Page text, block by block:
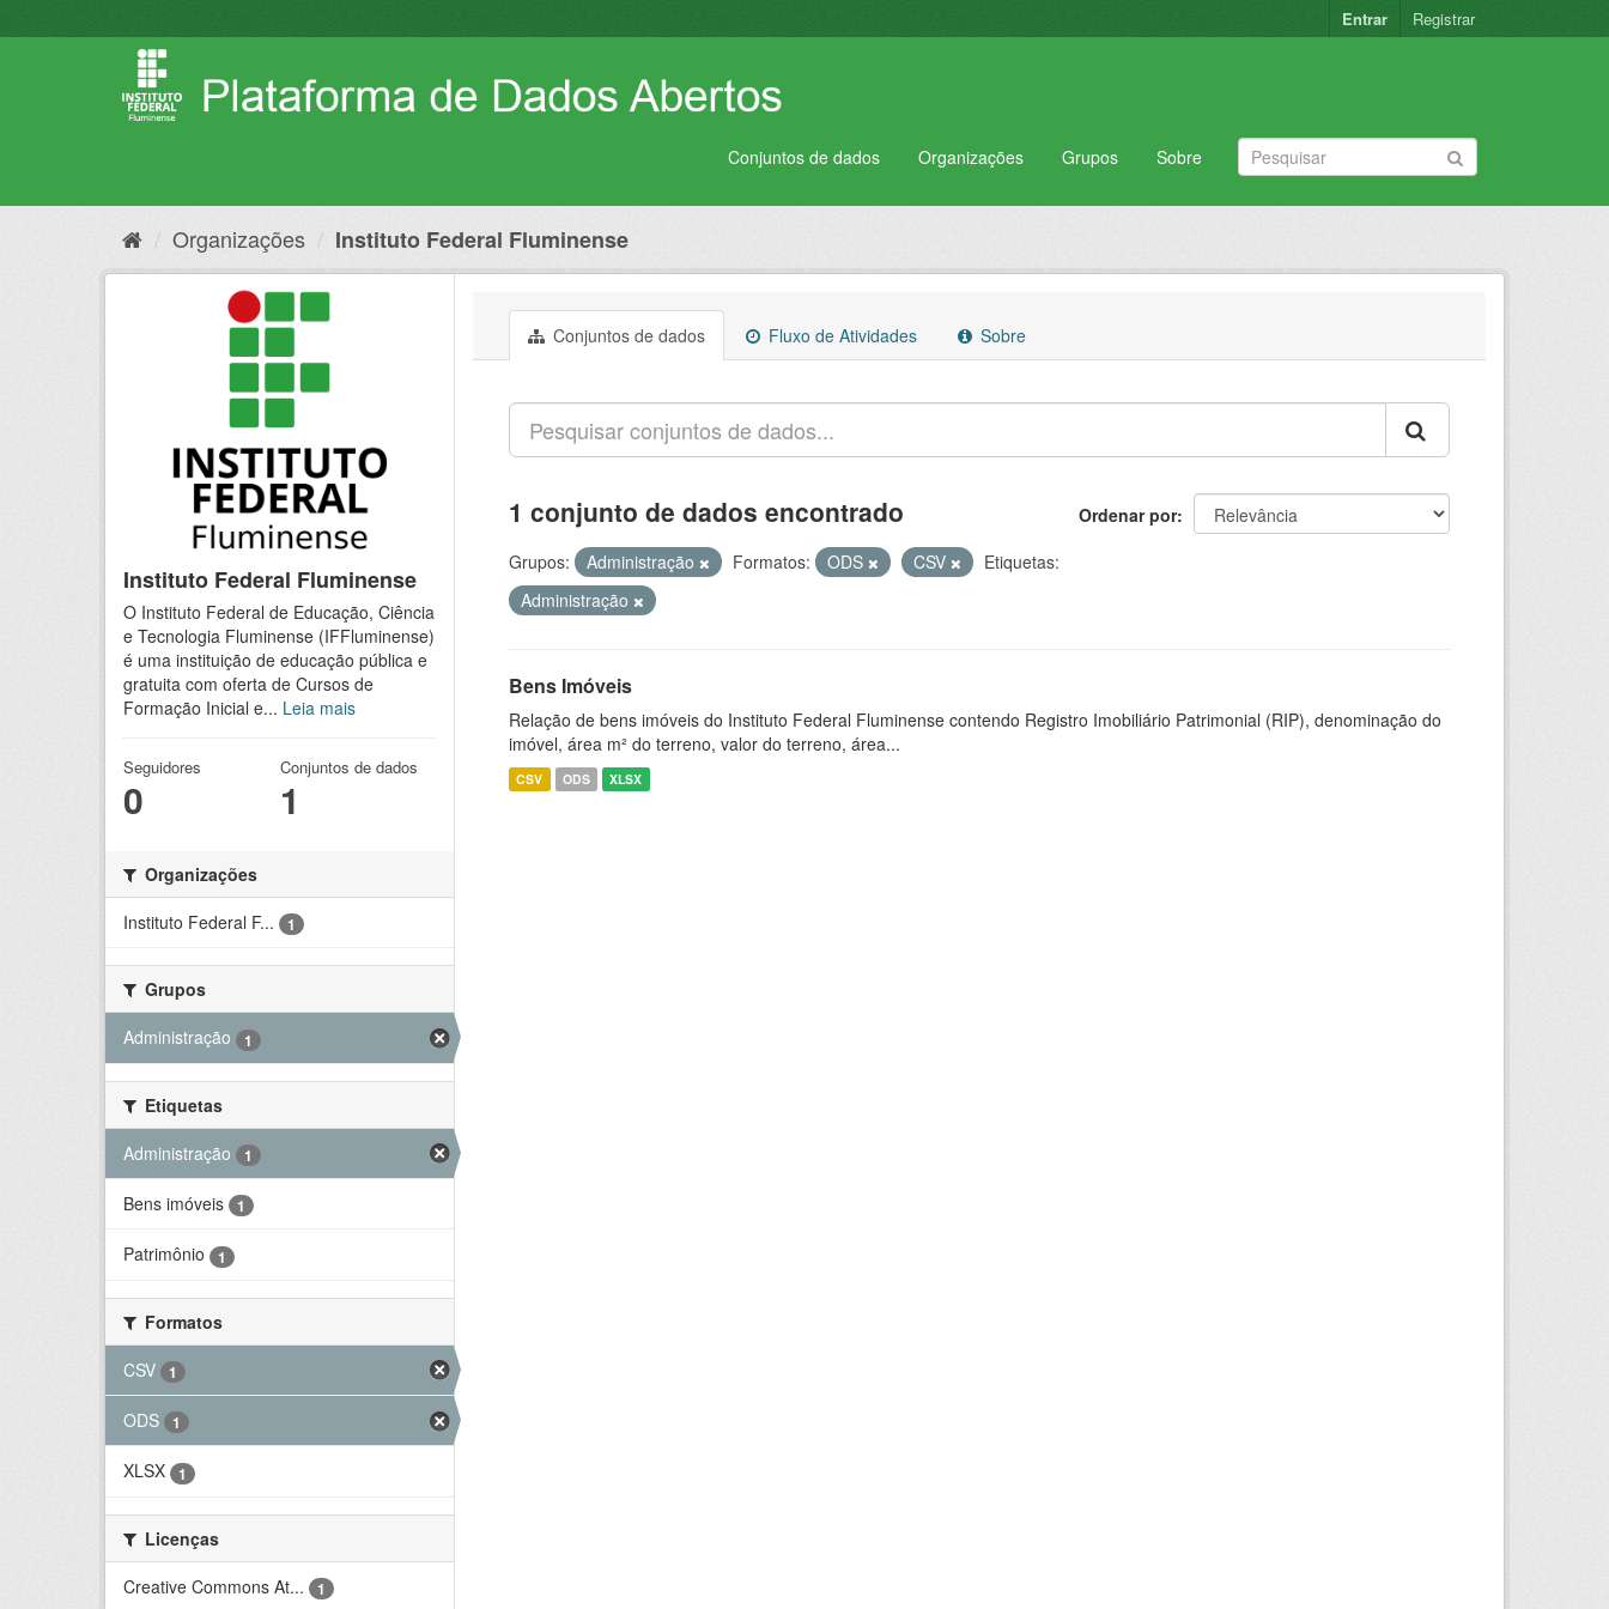
para
Entrar Registrar
Conjuntos de dados Organizações Grupos Sobre
Organizações Instituto Federal Fluminense
Instituto Federal Fluminense
O Instituto Federal de Educação, Ciência
e Tecnologia Fluminense (IFFluminense)
é uma instituição de educação pública e
gratuita com oferta de Cursos de
Formação Inicial e... Leia mais
Seguidores
0
Conjuntos de dados
1
Organizações
Instituto Federal F...
1
Grupos
Administração
1
Etiquetas
Administração
1
Bens imóveis 1
Patrimônio 1
Formatos
CSV
1
ODS 1
XLSX 1
Licenças
Creative Commons At...
1
Conjuntos de dados Fluxo de Atividades Sobre
Ordenar por
1 conjunto de dados encontrado
Grupos: Administração Formatos: ODS CSV
Etiquetas:
Administração
Bens Imóveis
Relação de bens imóveis do Instituto Federal Fluminense contendo Registro Imobiliário Patrimonial (RIP), denominação do
imóvel, área m² do terreno, valor do terreno, área...
CSV ODS XLSX